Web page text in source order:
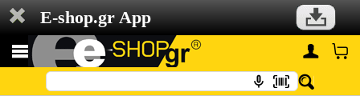
E-shop.gr App